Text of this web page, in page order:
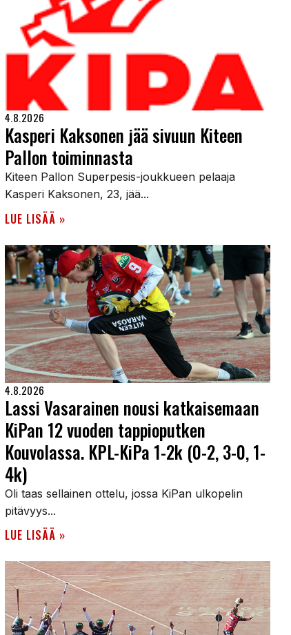
4.8.2026
Kasperi Kaksonen jää sivuun Kiteen
Pallon toiminnasta
Kiteen Pallon Superpesis-joukkueen pelaaja
Kasperi Kaksonen, 23, jää...
LUE LISÄÄ »
4.8.2026
Lassi Vasarainen nousi katkaisemaan
KiPan 12 vuoden tappioputken
Kouvolassa. KPL-KiPa 1-2k (0-2, 3-0, 1-
4k)
Oli taas sellainen ottelu, jossa KiPan ulkopelin
pitävyys...
LUE LISÄÄ »